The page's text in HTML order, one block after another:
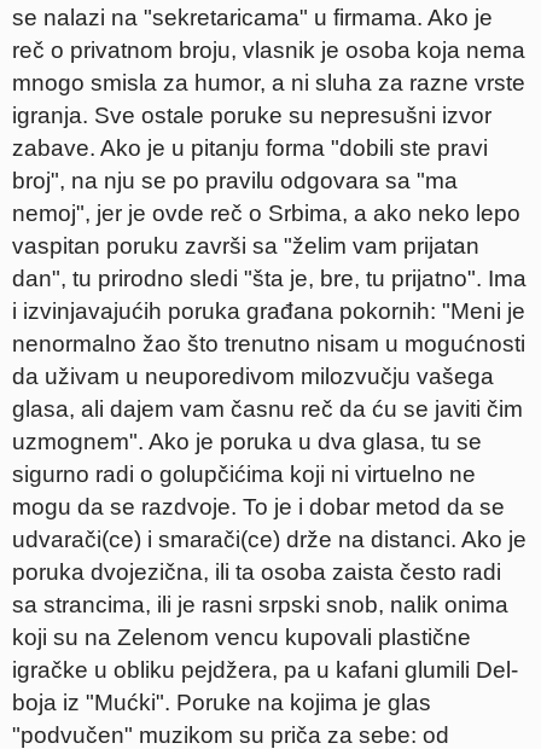
se nalazi na "sekretaricama" u firmama. Ako je
reč o privatnom broju, vlasnik je osoba koja nema
mnogo smisla za humor, a ni sluha za razne vrste
igranja. Sve ostale poruke su nepresušni izvor
zabave. Ako je u pitanju forma "dobili ste pravi
broj", na nju se po pravilu odgovara sa "ma
nemoj", jer je ovde reč o Srbima, a ako neko lepo
vaspitan poruku završi sa "želim vam prijatan
dan", tu prirodno sledi "šta je, bre, tu prijatno". Ima
i izvinjavajućih poruka građana pokornih: "Meni je
nenormalno žao što trenutno nisam u mogućnosti
da uživam u neuporedivom milozvučju vašega
glasa, ali dajem vam časnu reč da ću se javiti čim
uzmognem". Ako je poruka u dva glasa, tu se
sigurno radi o golupčićima koji ni virtuelno ne
mogu da se razdvoje. To je i dobar metod da se
udvarači(ce) i smarači(ce) drže na distanci. Ako je
poruka dvojezična, ili ta osoba zaista često radi
sa strancima, ili je rasni srpski snob, nalik onima
koji su na Zelenom vencu kupovali plastične
igračke u obliku pejdžera, pa u kafani glumili Del-
boja iz "Mućki". Poruke na kojima je glas
"podvučen" muzikom su priča za sebe: od